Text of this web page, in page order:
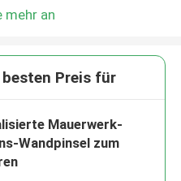
mehr an
Preis für
Mauerwerk-
Wandpinsel zum